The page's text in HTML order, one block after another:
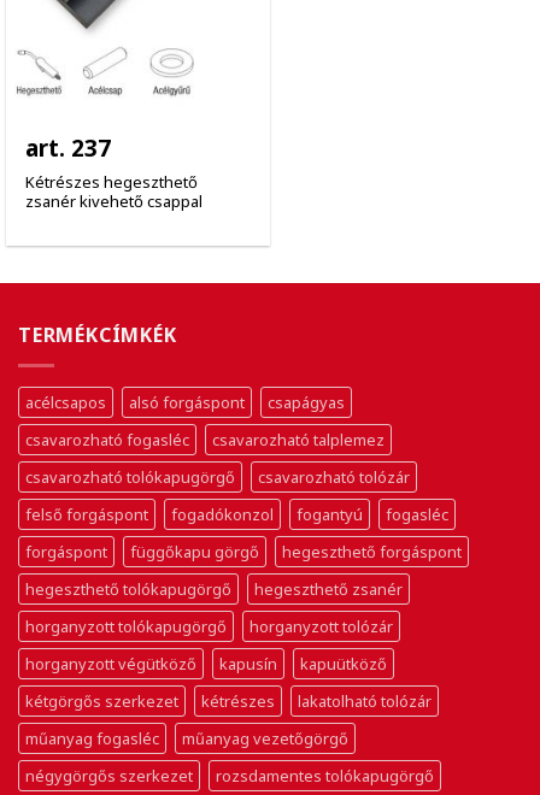
art. 237
Kétrészes hegeszthető
zsanér kivehető csappal
TERMÉKCÍMKÉK
acélcsapos alsó forgáspont
csapágyas
csavarozható fogasléc
csavarozható talplemez
csavarozható tolókapugörgő
csavarozható tolózár
felső forgáspont
fogadókonzol fogantyú
fogasléc
forgáspont
függőkapu görgő
hegeszthető forgáspont
hegeszthető tolókapugörgő
hegeszthető zsanér
horganyzott tolókapugörgő
horganyzott tolózár
horganyzott végütköző
kapusín
kapuütköző
kétgörgős szerkezet
kétrészes
lakatolható tolózár
műanyag fogasléc
műanyag vezetőgörgő
négygörgős szerkezet
rozsdamentes tolókapugörgő